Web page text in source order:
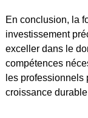
En conclusion, la
investissement
exceller dans le
compétences
les professionnels
croissance